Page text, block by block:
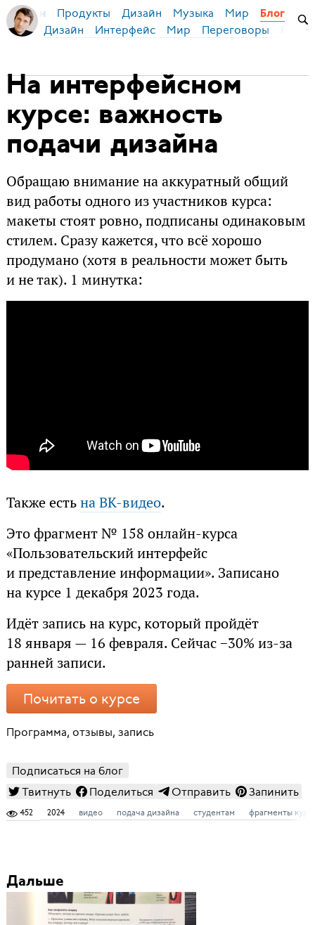
Бирман Продукты Дизайн Музыка Мир Блог
Дизайн Интерфейс Мир Переговоры
На интерфейсном
курсе: важность
подачи дизайна
Обращаю внимание на аккуратный общий
вид работы одного из участников курса:
макеты стоят ровно, подписаны одинаковым
стилем. Сразу кажется, что всё хорошо
продумано (хотя в реальности может быть
и не так). 1 минутка:
Также естьна ВК-видео.
Это фрагмент № 158 онлайн-курса
«Пользовательский интерфейс
и представление информации». Записано
на курсе 1 декабря 2023 года.
Идёт запись на курс, который пройдёт
18 января — 16 февраля. Сейчас −30% из-за
ранней записи.
Почитать о курсе
Программа, отзывы, запись
Подписаться на блог
Твитнуть
Поделиться Отправить Запинить
452 2024 видео подача дизайна студентам фрагменты
Дальше